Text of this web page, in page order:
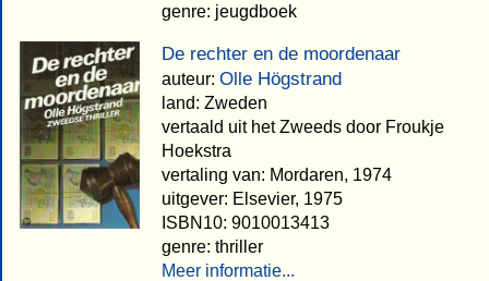
genre: jeugdboek
De rechter en de moordenaar
auteur: Olle Högstrand
land: Zweden
vertaald uit het Zweeds door Froukje
Hoekstra
vertaling van: Mordaren, 1974
uitgever: Elsevier, 1975
ISBN10: 9010013413
genre: thriller
Meer informatie...